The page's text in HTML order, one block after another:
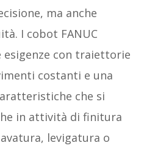
ma anche
I cobot FANUC
esigenze con traiettorie
costanti e una
che si
in attività di finitura
levigatura o